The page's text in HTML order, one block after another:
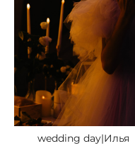
wedding day|Илья